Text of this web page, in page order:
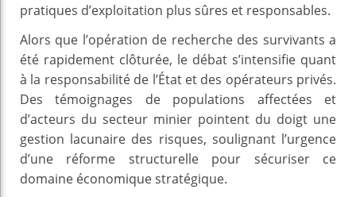
pratiques d’exploitation plus sûres et responsables.
Alors que l’opération de recherche des survivants a
été rapidement clôturée, le débat s’intensifie quant
à la responsabilité de l’État et des opérateurs privés.
Des témoignages de populations affectées et
d’acteurs du secteur minier pointent du doigt une
gestion lacunaire des risques, soulignant l’urgence
d’une réforme structurelle pour sécuriser ce
domaine économique stratégique.